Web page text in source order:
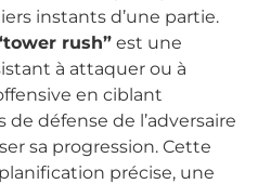
instants d’une partie.
rush” est une
à attaquer ou à
en ciblant
défense de l’adversaire
sa progression. Cette
précise, une